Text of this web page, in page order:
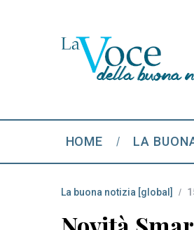
HOME LA
La buona notizia [global]